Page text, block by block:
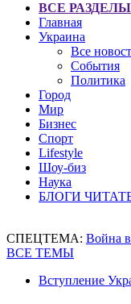
ВСЕ РАЗДЕЛЫ
Главная
Украина
Все
События
Политика
Город
Мир
Бизнес
Спорт
Lifestyle
Шоу-биз
Наука
БЛОГИ
СПЕЦТЕМА: Война
ВСЕ ТЕМЫ
Вступление